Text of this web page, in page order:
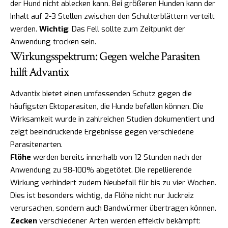
der Hund nicht ablecken kann. Bei größeren Hunden kann der
Inhalt auf 2-3 Stellen zwischen den Schulterblättern verteilt
werden. Wichtig: Das Fell sollte zum Zeitpunkt der
Anwendung trocken sein.
Wirkungsspektrum: Gegen welche Parasiten
hilft Advantix
Advantix bietet einen umfassenden Schutz gegen die
häufigsten Ektoparasiten, die Hunde befallen können. Die
Wirksamkeit wurde in zahlreichen Studien dokumentiert und
zeigt beeindruckende Ergebnisse gegen verschiedene
Parasitenarten.
Flöhe werden bereits innerhalb von 12 Stunden nach der
Anwendung zu 98-100% abgetötet. Die repellierende
Wirkung verhindert zudem Neubefall für bis zu vier Wochen.
Dies ist besonders wichtig, da Flöhe nicht nur Juckreiz
verursachen, sondern auch Bandwürmer übertragen können.
Zecken verschiedener Arten werden effektiv bekämpft: